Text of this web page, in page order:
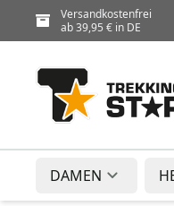
Versandkostenfrei
ab 39,95 € in DE
DAMEN